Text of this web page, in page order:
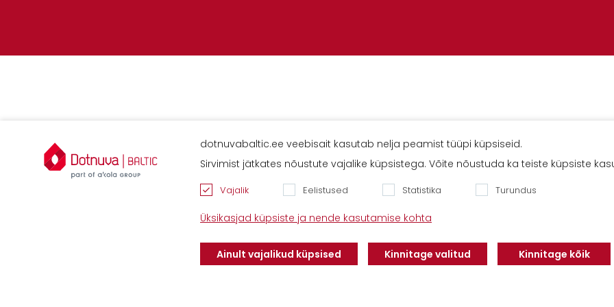
Kontaktid
Savimäe 7, Vahi
60534, Tartu vald
Tel. 6612800
mail:info@dotnuvabaltic.ee
Klientidele
Meist
Kontaktid
Karjäär
Teenindus
Finantseerimine
dotnuvabaltic.ee veebisait kasutab nelja peamist tüüpi küpsiseid.
Sirvimist jätkates nõustute vajalike küpsistega. Võite nõustuda ka teiste küpsiste
Vajalik Eelistused Statistika Turundus
Üksikasjad küpsiste ja nende kasutamise kohta
Ainult vajalikud küpsised Kinnitage valitud Kinnitage kõik